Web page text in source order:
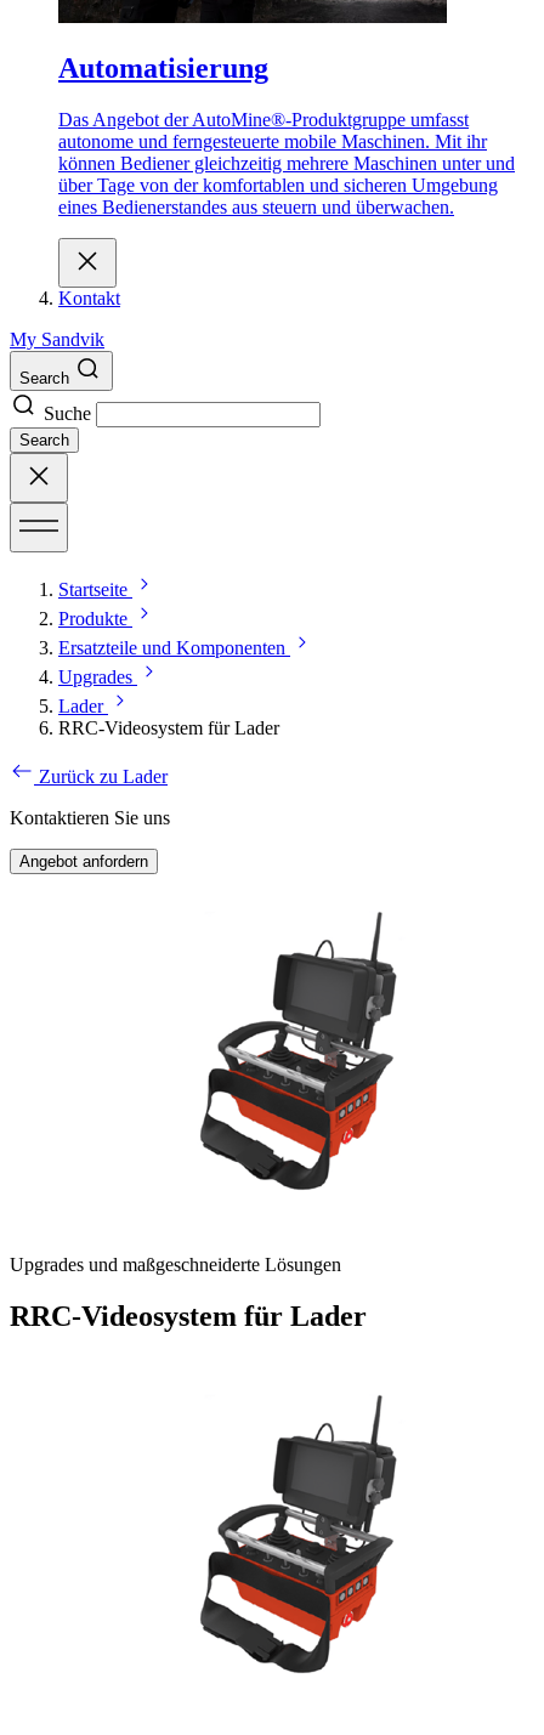
Automatisierung
Das Angebot der AutoMine®-Produktgruppe umfasst
autonome und ferngesteuerte mobile Maschinen. Mit ihr
können Bediener gleichzeitig mehrere Maschinen unter und
über Tage von der komfortablen und sicheren Umgebung
eines Bedienerstandes aus steuern und überwachen.
Kontakt
My Sandvik
Search
Suche
Search
Startseite
Produkte
Ersatzteile und Komponenten
Upgrades
Lader
RRC-Videosystem für Lader
Zurück zu Lader
Kontaktieren Sie uns
Angebot anfordern
Upgrades und maßgeschneiderte Lösungen
RRC-Videosystem für Lader